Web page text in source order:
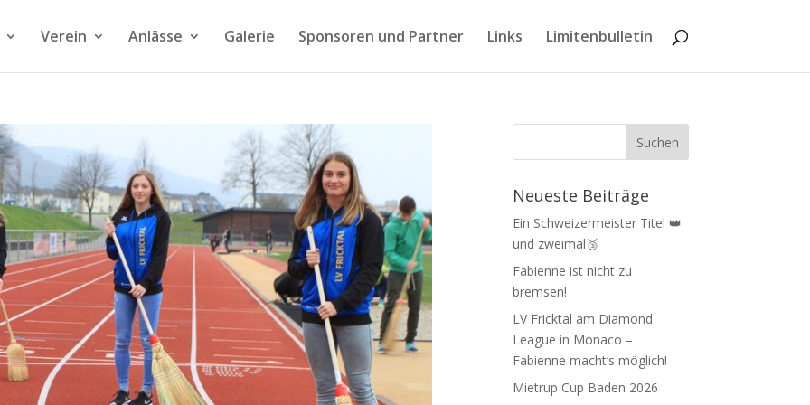
Verein Anlässe Galerie Sponsoren und Partner Links Limitenbulletin
Neueste Beiträge
Ein Schweizermeister Titel 👑
und zweimal🥉
Fabienne ist nicht zu
bremsen!
LV Fricktal am Diamond
League in Monaco –
Fabienne macht‘s möglich!
Mietrup Cup Baden 2026